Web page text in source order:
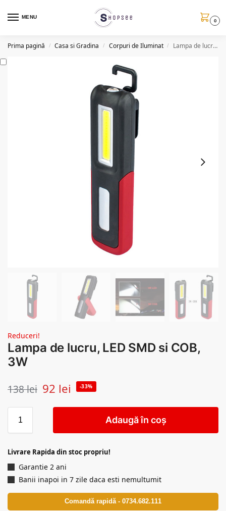
MENU
0
Prima pagină / Casa si Gradina / Corpuri de Iluminat / Lampa de lucru, LED SMD si COB, 3W
Reduceri!
Lampa de lucru, LED SMD si COB,
3W
138lei 92 lei -33%
Adaugă în coș
Livrare Rapida din stoc propriu!
Garantie 2 ani
Banii inapoi in 7 zile daca esti nemultumit
Comandă rapidă - 0734.682.111